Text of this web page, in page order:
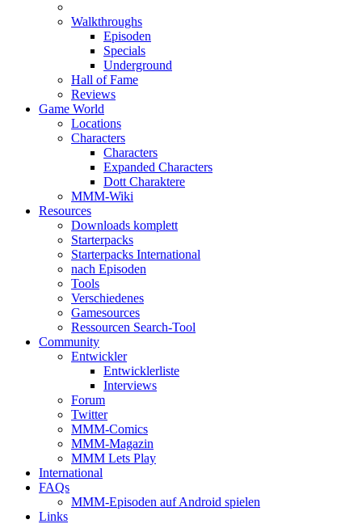
Walkthroughs
Episoden
Specials
Underground
Hall of Fame
Reviews
Game World
Locations
Characters
Characters
Expanded Characters
Dott Charaktere
MMM-Wiki
Resources
Downloads komplett
Starterpacks
Starterpacks International
nach Episoden
Tools
Verschiedenes
Gamesources
Ressourcen Search-Tool
Community
Entwickler
Entwicklerliste
Interviews
Forum
Twitter
MMM-Comics
MMM-Magazin
MMM Lets Play
International
FAQs
MMM-Episoden auf Android spielen
Links